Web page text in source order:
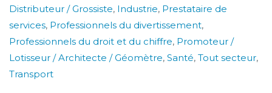
Distributeur / Grossiste, Industrie, Prestataire de
services, Professionnels du divertissement,
Professionnels du droit et du chiffre, Promoteur /
Lotisseur / Architecte / Géomètre, Santé, Tout secteur,
Transport